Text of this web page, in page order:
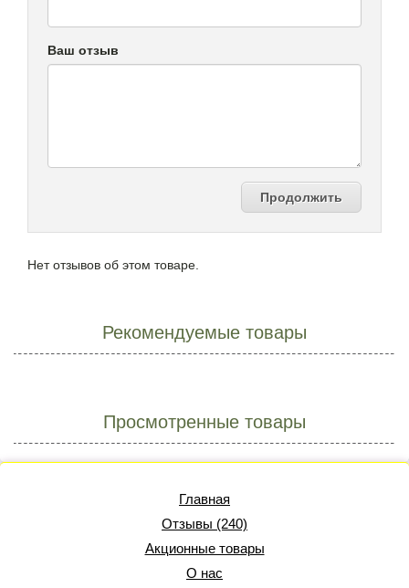
Ваш отзыв
Продолжить
Нет отзывов об этом товаре.
Рекомендуемые товары
Просмотренные товары
Главная
Отзывы (240)
Акционные товары
О нас